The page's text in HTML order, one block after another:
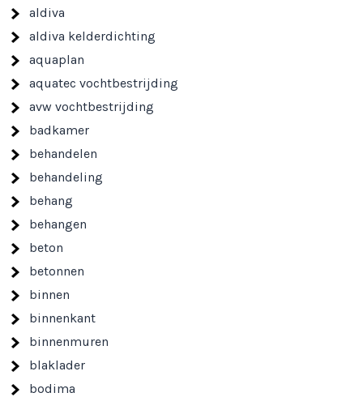
aldiva
aldiva kelderdichting
aquaplan
aquatec vochtbestrijding
avw vochtbestrijding
badkamer
behandelen
behandeling
behang
behangen
beton
betonnen
binnen
binnenkant
binnenmuren
blaklader
bodima